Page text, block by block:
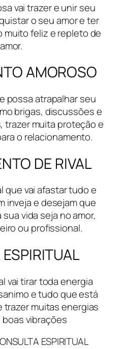
vai trazer e unir seu
o seu amor e ter
muito feliz e repleto de
amor.
AMOROSO
possa atrapalhar seu
brigas, discussões e
muita proteção e
o relacionamento.
DE RIVAL
que vai afastar tudo e
inveja e desejam que
vida seja no amor,
ou profissional.
vai tirar toda energia
e tudo que está
trazer muitas energias
vibrações
ESPIRITUAL